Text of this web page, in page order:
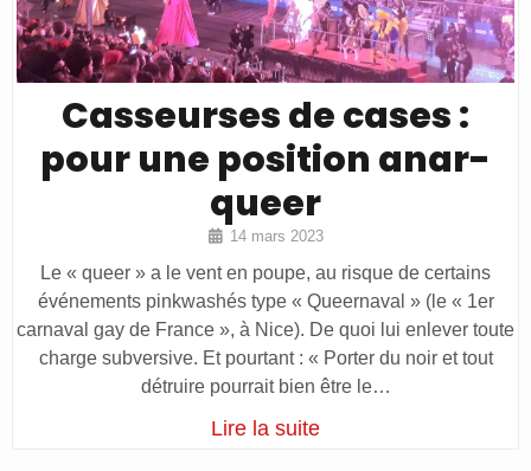
Casseurses de cases :
pour une position anar-
queer
14 mars 2023
Le « queer » a le vent en poupe, au risque de certains
événements pinkwashés type « Queernaval » (le « 1er
carnaval gay de France », à Nice). De quoi lui enlever toute
charge subversive. Et pourtant : « Porter du noir et tout
détruire pourrait bien être le…
Lire la suite